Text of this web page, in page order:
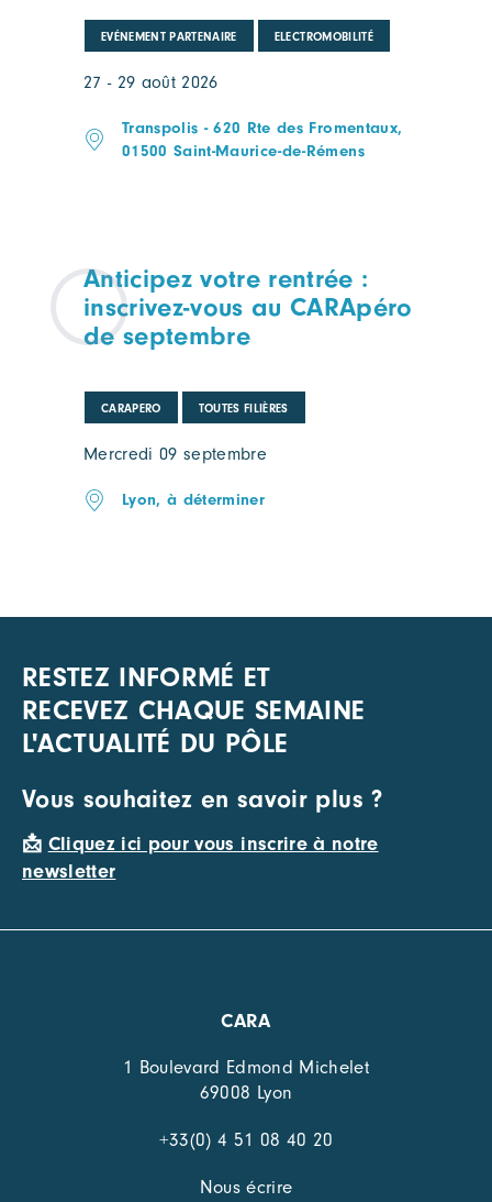
EVÉNEMENT PARTENAIRE ELECTROMOBILITÉ
27 - 29 août 2026
Transpolis - 620 Rte des Fromentaux,
01500 Saint-Maurice-de-Rémens
Anticipez votre rentrée :
inscrivez-vous au CARApéro
de septembre
CARAPERO TOUTES FILIÈRES
Mercredi 09 septembre
Lyon, à déterminer
RESTEZ INFORMÉ ET
RECEVEZ CHAQUE SEMAINE
L'ACTUALITÉ DU PÔLE
Vous souhaitez en savoir plus ?
📩 Cliquez ici pour vous inscrire à notre
newsletter
CARA
1 Boulevard Edmond Michelet
69008 Lyon
+33(0) 4 51 08 40 20
Nous écrire